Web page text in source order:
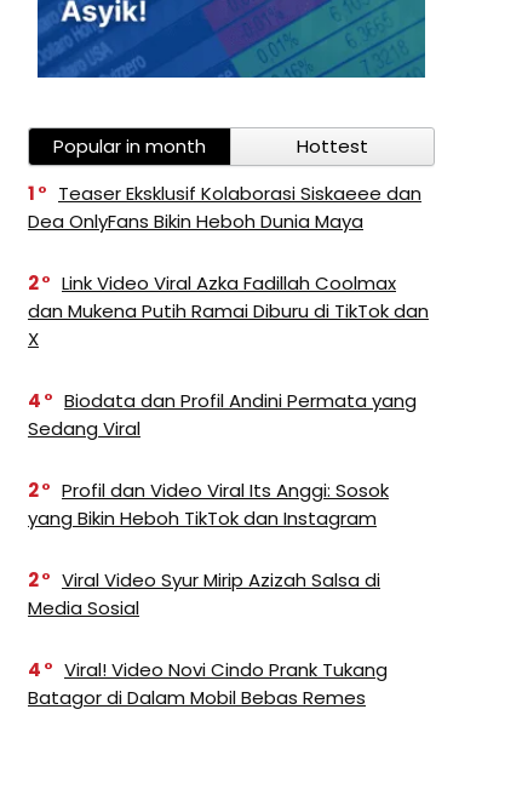
Popular in month
Hottest
1
Teaser Eksklusif Kolaborasi Siskaeee dan
Dea OnlyFans Bikin Heboh Dunia Maya
2
Link Video Viral Azka Fadillah Coolmax
dan Mukena Putih Ramai Diburu di TikTok dan
X
4
Biodata dan Profil Andini Permata yang
Sedang Viral
2
Profil dan Video Viral Its Anggi: Sosok
yang Bikin Heboh TikTok dan Instagram
2
Viral Video Syur Mirip Azizah Salsa di
Media Sosial
4
Viral! Video Novi Cindo Prank Tukang
Batagor di Dalam Mobil Bebas Remes